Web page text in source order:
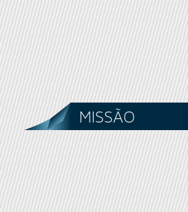
MISSÃO